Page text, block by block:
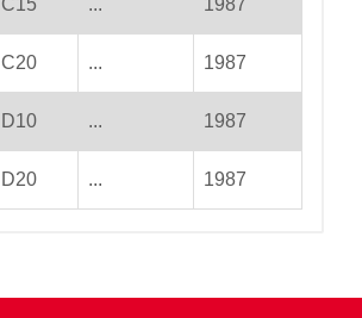
C20 ... 1987
D10 ... 1987
D20 ... 1987